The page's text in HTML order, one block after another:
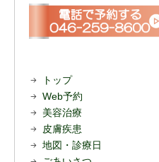
トップ
Web予約
美容治療
皮膚疾患
地図・診療日